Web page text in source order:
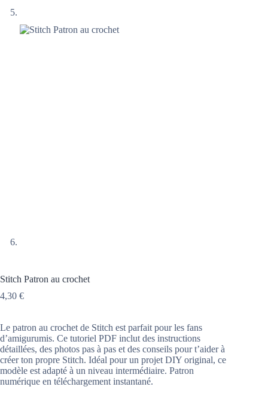
Stitch Patron au crochet
4,30 €
Le patron au crochet de Stitch est parfait pour les fans
d’amigurumis. Ce tutoriel PDF inclut des instructions
détaillées, des photos pas à pas et des conseils pour t’aider à
créer ton propre Stitch. Idéal pour un projet DIY original, ce
modèle est adapté à un niveau intermédiaire. Patron
numérique en téléchargement instantané.